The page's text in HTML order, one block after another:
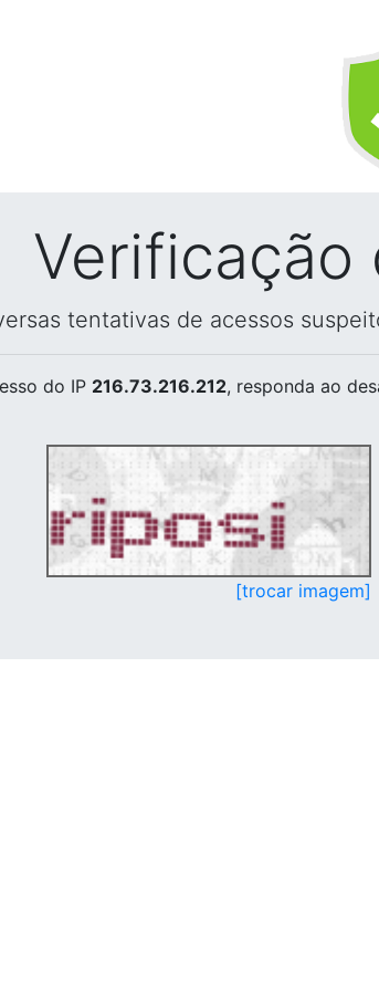
Verificação
tentativas de acessos
do IP 216.73.216.212, responda ao
[trocar imagem]